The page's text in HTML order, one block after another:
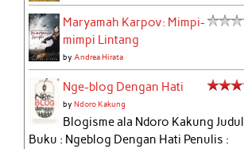
Maryamah Karpov: Mimpi-
mimpi Lintang
byAndrea Hirata
Nge-blog Dengan Hati
byNdoro Kakung
Blogisme ala Ndoro Kakung Judul
Buku : Ngeblog Dengan Hati Penulis :